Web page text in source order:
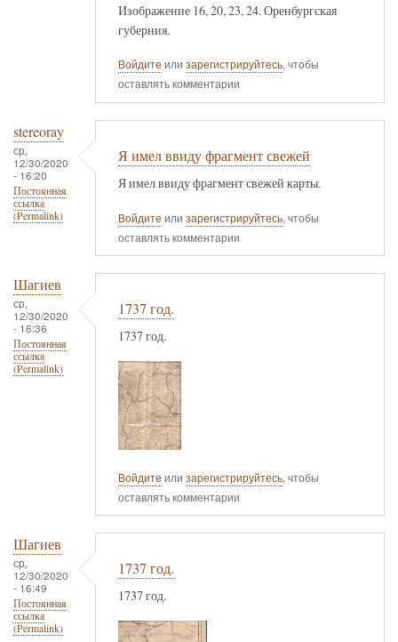
Изображение 16, 20, 23, 24. Оренбургская
губерния.
Войдите или зарегистрируйтесь, чтобы
оставлять комментарии
stereoray
ср,
12/30/2020
- 16:20
Постоянная
ссылка
(Permalink)
Я имел ввиду фрагмент свежей
Я имел ввиду фрагмент свежей карты.
Войдите или зарегистрируйтесь, чтобы
оставлять комментарии
Шагиев
ср,
12/30/2020
- 16:36
Постоянная
ссылка
(Permalink)
1737 год.
1737 год.
Войдите или зарегистрируйтесь, чтобы
оставлять комментарии
Шагиев
ср,
12/30/2020
- 16:49
Постоянная
ссылка
(Permalink)
1737 год.
1737 год.